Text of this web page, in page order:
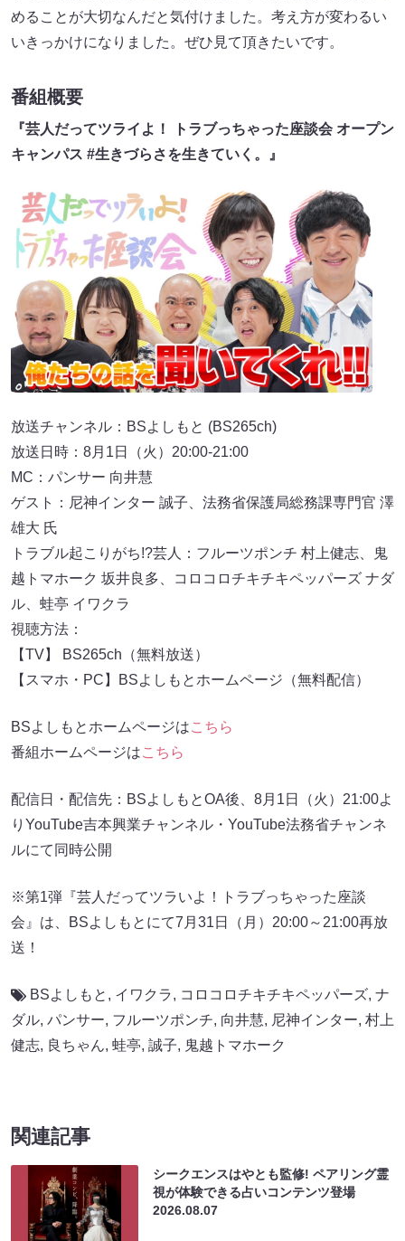
めることが大切なんだと気付けました。考え方が変わるい
いきっかけになりました。ぜひ見て頂きたいです。
番組概要
『芸人だってツライよ！ トラブっちゃった座談会 オープン
キャンパス #生きづらさを生きていく。』
放送チャンネル：BSよしもと (BS265ch)
放送日時：8月1日（火）20:00-21:00
MC：パンサー 向井慧
ゲスト：尼神インター 誠子、法務省保護局総務課専門官 澤
雄大 氏
トラブル起こりがち!?芸人：フルーツポンチ 村上健志、鬼
越トマホーク 坂井良多、コロコロチキチキペッパーズ ナダ
ル、蛙亭 イワクラ
視聴方法：
【TV】 BS265ch（無料放送）
【スマホ・PC】BSよしもとホームページ（無料配信）
BSよしもとホームページはこちら
番組ホームページはこちら
配信日・配信先：BSよしもとOA後、8月1日（火）21:00よ
りYouTube吉本興業チャンネル・YouTube法務省チャンネ
ルにて同時公開
※第1弾『芸人だってツラいよ！トラブっちゃった座談
会』は、BSよしもとにて7月31日（月）20:00～21:00再放
送！
BSよしもと , イワクラ, コロコロチキチキペッパーズ, ナ
ダル, パンサー, フルーツポンチ, 向井慧, 尼神インター, 村上
健志, 良ちゃん, 蛙亭, 誠子, 鬼越トマホーク
関連記事
シークエンスはやとも監修! ペアリング霊
視が体験できる占いコンテンツ登場
2026.08.07